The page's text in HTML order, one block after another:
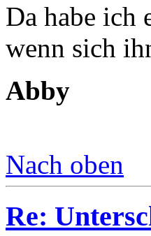
Da habe ich
wenn sich
Abby
Nach oben
Re: